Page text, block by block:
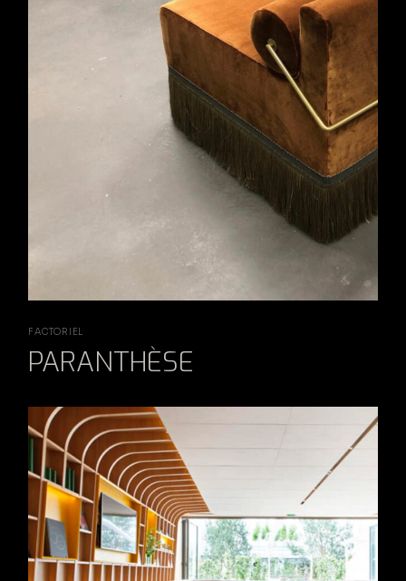
FACTORIEL
PARANTHÈSE